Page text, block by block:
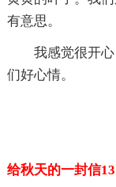
有意思。
我感觉很开
们好心情。
给秋天的一封信13